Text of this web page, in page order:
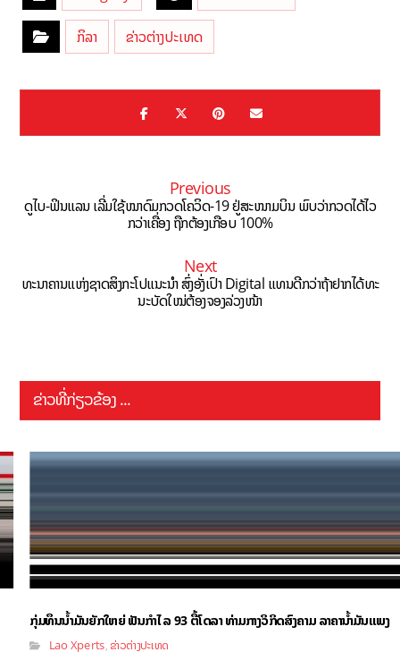
ກິລາ ຂ່າວຕ່າງປະເທດ
Previous
ດູໄບ-ຟິນແລນ ເລີ່ມໃຊ້ໝາດົມກວດໂຄວິດ-19 ຢູ່ສະໜາມບິນ ພົບວ່າກວດໄດ້ໄວ
ກວ່າເຄື່ອງ ຖືກຕ້ອງເກືອບ 100%
Next
ທະນາຄານແຫ່ງຊາດສິງກະໂປແນະນຳ ສົ່ງອັ່ງເປົາ Digital ແທນດີກວ່າຖ້າຢາກໄດ້ທະ
ນະບັດໃໝ່ຕ້ອງຈອງລ່ວງໜ້າ
ຂ່າວທີ່ກ່ຽວຂ້ອງ ...
ກຸ່ມທຶນນ້ຳມັນຍັກໃຫຍ່ ຟັນກຳໄລ 93 ຕື້ໂດລາ ທ່າມກາງວິກິດສົງຄາມ ລາຄານໍ້າມັນແພງ
Lao Xperts, ຂ່າວຕ່າງປະເທດ